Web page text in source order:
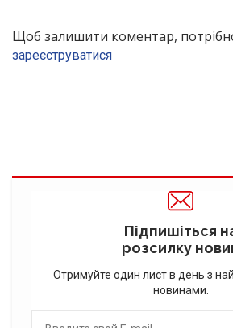
Щоб залишити коментар,
зареєструватися
Підпишіться
розсилку
Отримуйте один лист в день з
новинами.